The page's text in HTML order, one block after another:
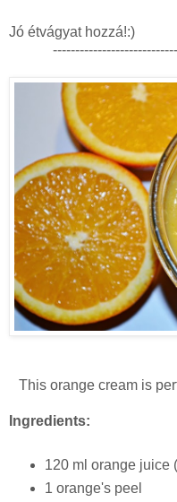
Jó étvágyat hozzá!:)
This orange cream is
Ingredients:
120 ml orange juice
1 orange's peel